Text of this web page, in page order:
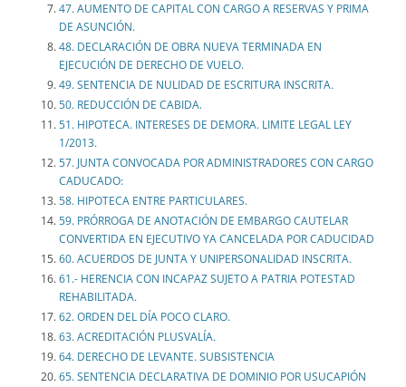
47. AUMENTO DE CAPITAL CON CARGO A RESERVAS Y PRIMA
DE ASUNCIÓN.
48. DECLARACIÓN DE OBRA NUEVA TERMINADA EN
EJECUCIÓN DE DERECHO DE VUELO.
49. SENTENCIA DE NULIDAD DE ESCRITURA INSCRITA.
50. REDUCCIÓN DE CABIDA.
51. HIPOTECA. INTERESES DE DEMORA. LIMITE LEGAL LEY
1/2013.
57. JUNTA CONVOCADA POR ADMINISTRADORES CON CARGO
CADUCADO:
58. HIPOTECA ENTRE PARTICULARES.
59. PRÓRROGA DE ANOTACIÓN DE EMBARGO CAUTELAR
CONVERTIDA EN EJECUTIVO YA CANCELADA POR CADUCIDAD
60. ACUERDOS DE JUNTA Y UNIPERSONALIDAD INSCRITA.
61.- HERENCIA CON INCAPAZ SUJETO A PATRIA POTESTAD
REHABILITADA.
62. ORDEN DEL DÍA POCO CLARO.
63. ACREDITACIÓN PLUSVALÍA.
64. DERECHO DE LEVANTE. SUBSISTENCIA
65. SENTENCIA DECLARATIVA DE DOMINIO POR USUCAPIÓN